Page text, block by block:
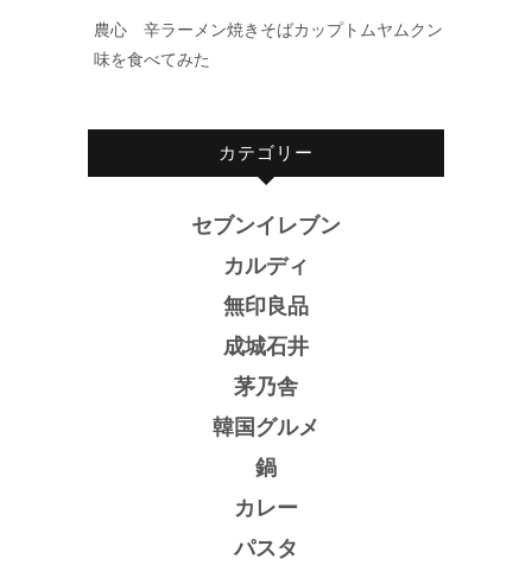
農心 辛ラーメン焼きそばカップトムヤムクン
味を食べてみた
カテゴリー
セブンイレブン
カルディ
無印良品
成城石井
茅乃舎
韓国グルメ
鍋
カレー
パスタ